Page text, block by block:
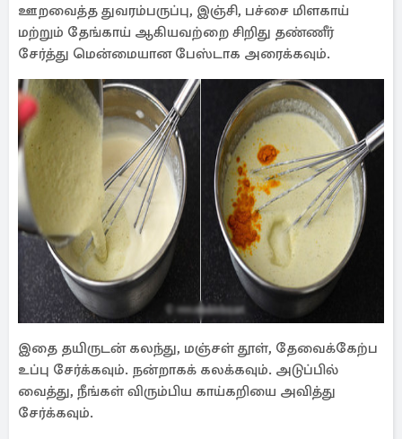
ஊறவைத்த துவரம்பருப்பு, இஞ்சி, பச்சை மிளகாய்
மற்றும் தேங்காய் ஆகியவற்றை சிறிது தண்ணீர்
சேர்த்து மென்மையான பேஸ்டாக அரைக்கவும்.
இதை தயிருடன் கலந்து, மஞ்சள் தூள், தேவைக்கேற்ப
உப்பு சேர்க்கவும். நன்றாகக் கலக்கவும். அடுப்பில்
வைத்து, நீங்கள் விரும்பிய காய்கறியை அவித்து
சேர்க்கவும்.